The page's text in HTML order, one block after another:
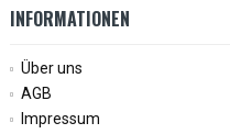
INFORMATIONEN
Über uns
AGB
Impressum